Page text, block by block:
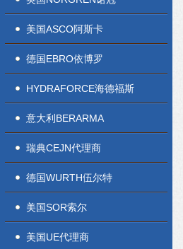
美国ASCO阿斯卡
德国EBRO依博罗
HYDRAFORCE海德福斯
意大利BERARMA
瑞典CEJN代理商
德国WURTH伍尔特
美国SOR索尔
美国UE代理商